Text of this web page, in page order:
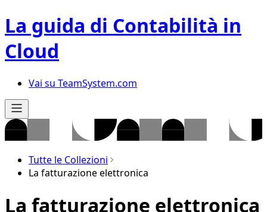
La guida di Contabilità in
Cloud
Vai su TeamSystem.com
Tutte le Collezioni
La fatturazione elettronica
La fatturazione elettronica